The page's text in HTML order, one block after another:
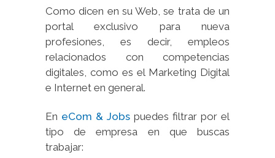
Como dicen en su Web, se trata de un
portal exclusivo para nueva
profesiones, es decir, empleos
relacionados con competencias
digitales, como es el Marketing Digital
e Internet en general.
En eCom & Jobs puedes filtrar por el
tipo de empresa en que buscas
trabajar: